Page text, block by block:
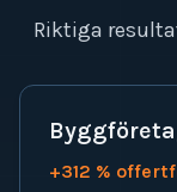
Riktiga
+312 %